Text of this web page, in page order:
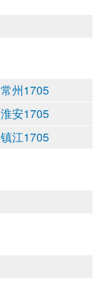
常州1705
淮安1705
镇江1705